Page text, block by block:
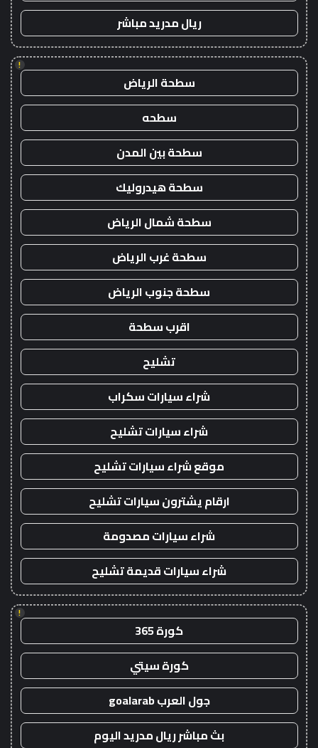
ريال مدريد مباشر
!
سطحة الرياض
سطحه
سطحة بين المدن
سطحة هيدروليك
سطحة شمال الرياض
سطحة غرب الرياض
سطحة جنوب الرياض
اقرب سطحة
تشليح
شراء سيارات سكراب
شراء سيارات تشليح
موقع شراء سيارات تشليح
ارقام يشترون سيارات تشليح
شراء سيارات مصدومة
شراء سيارات قديمة تشليح
!
كورة 365
كورة سيتي
جول العرب goalarab
بث مباشر ريال مدريد اليوم